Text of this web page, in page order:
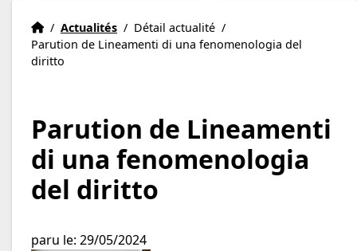
Institut Eric Weil
Accueil
/ Actualités / Détail actualité /
Parution de Lineamenti di una fenomenologia del
diritto
Parution de Lineamenti
di una fenomenologia
del diritto
paru le: 29/05/2024